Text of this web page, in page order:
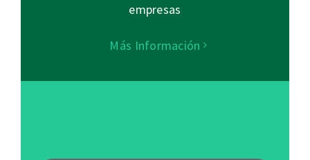
empresas
Más Información